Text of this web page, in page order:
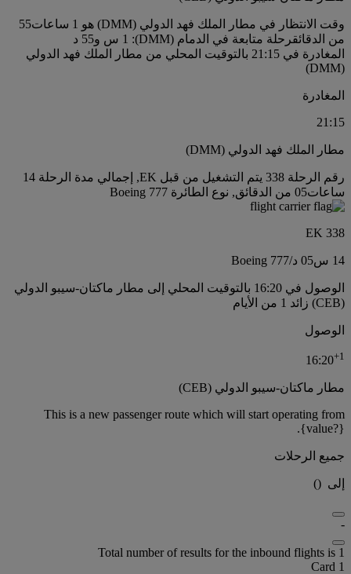
وقت الانتظار في مطار الملك فهد الدولي (DMM) هو 1 ساعات55
من الدقائقرحلة متابعة في الدمام (DMM): 1 س و55 د
المغادرة في 21:15 بالتوقيت المحلي من مطار الملك فهد الدولي
(DMM)
المغادرة
21:15
مطار الملك فهد الدولي (DMM)
رقم الرحلة 338 يتم التشغيل من قبل EK, إجمالي مدة الرحلة 14
ساعات05 من الدقائق, نوع الطائرة Boeing 777
EK 338
14 س 05 د /
Boeing 777
الوصول في 16:20 بالتوقيت المحلي إلى مطار ماكتان-سيبو الدولي
(CEB) زائد 1 من الأيام
الوصول
16:20+1
مطار ماكتان-سيبو الدولي (CEB)
This is a new passenger route which will start operating from
{value?}.
جميع الرحلات
إلى (
)
-
Total number of results for the inbound flights is 1
Card 1